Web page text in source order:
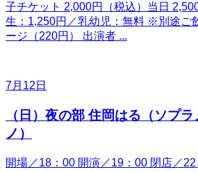
子チケット 2,000円（税込）当日
生：1,250円／乳幼児：無料 ※別途ご
ージ（220円） 出演者 ...
7月12日
（日）夜の部 住岡はる（ソプ
ノ）
開場／18：00 開演／19：00 閉店／